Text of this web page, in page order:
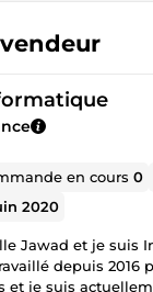
en cours0
2020
Jawad et je suis
depuis 2016
et je suis